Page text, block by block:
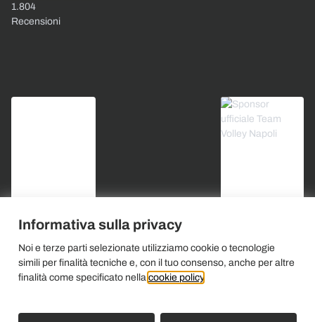
Informativa sulla privacy
Noi e terze parti selezionate utilizziamo cookie o tecnologie
simili per finalità tecniche e, con il tuo consenso, anche per altre
finalità come specificato nella cookie policy
1.804
Recensioni